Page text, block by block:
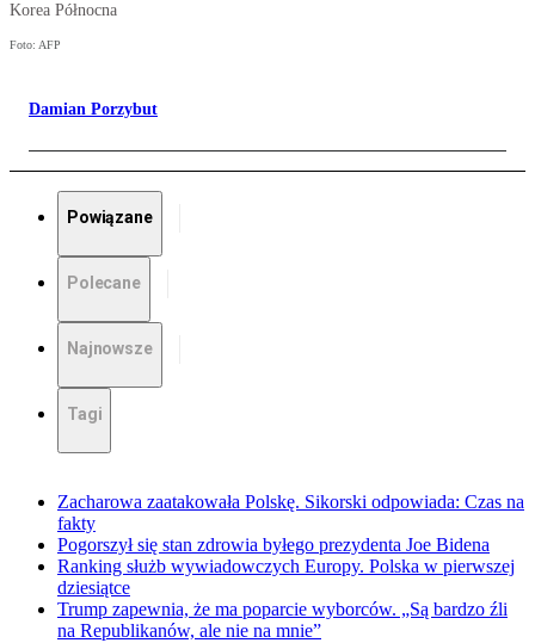
Korea Północna
Foto: AFP
Damian Porzybut
Powiązane
Polecane
Najnowsze
Tagi
Zacharowa zaatakowała Polskę. Sikorski odpowiada: Czas na
fakty
Pogorszył się stan zdrowia byłego prezydenta Joe Bidena
Ranking służb wywiadowczych Europy. Polska w pierwszej
dziesiątce
Trump zapewnia, że ma poparcie wyborców. „Są bardzo źli
na Republikanów, ale nie na mnie”